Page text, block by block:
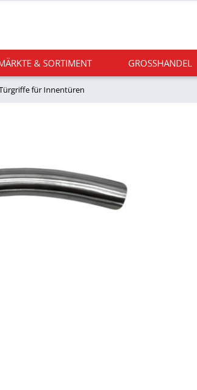
& SORTIMENT GROSSHANDEL
für Innentüren